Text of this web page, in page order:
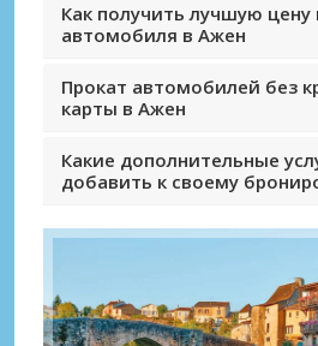
Как получить лучшую цену
автомобиля в Ажен
Прокат автомобилей без
карты в Ажен
Какие дополнительные
добавить к своему